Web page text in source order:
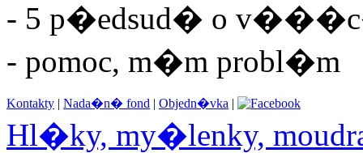
- 5 p�edsud� o
- pomoc, m�m probl�m
Kontakty | Nada�n� fond | Objedn�vka |
Hl�ky, my�lenky,